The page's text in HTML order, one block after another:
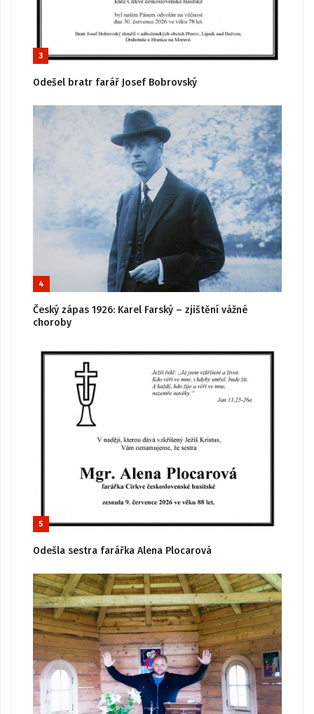
3
Odešel bratr farář Josef Bobrovský
4
Český zápas 1926: Karel Farský – zjištění vážné
choroby
5
Odešla sestra farářka Alena Plocarová